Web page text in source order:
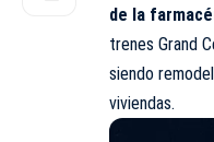
de la
trenes Grand
siendo
viviendas.